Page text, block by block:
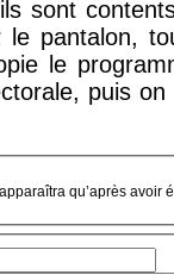
sont
le pantalon,
le
puis on
qu’après avoir